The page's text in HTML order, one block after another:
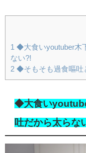
1 ◆大食いyoutuber木
ない?!
2 ◆そもそも過食嘔吐
◆大食い
吐だから太らな